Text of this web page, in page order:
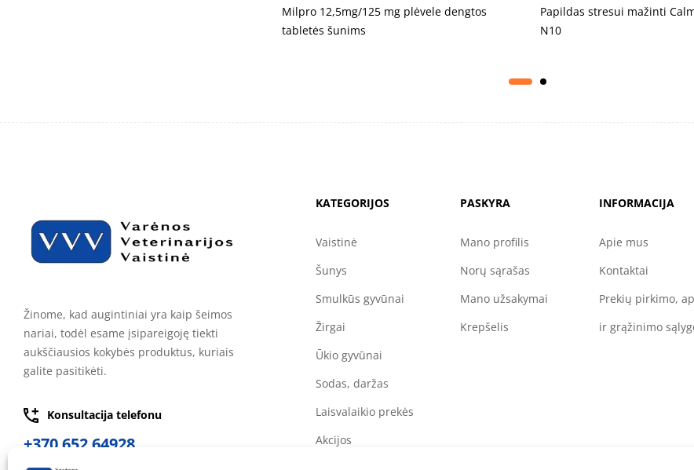
Milpro 12,5mg/125 mg plėvele dengtos
tabletės šunims
Papildas stresui mažinti
N10
Žinome, kad augintiniai yra kaip šeimos
nariai, todėl esame įsipareigoję tiekti
aukščiausios kokybės produktus, kuriais
galite pasitikėti.
Konsultacija telefonu
+370 652 64928
KATEGORIJOS
Vaistinė
Šunys
Smulkūs gyvūnai
Žirgai
Ūkio gyvūnai
Sodas, daržas
Laisvalaikio prekės
Akcijos
PASKYRA
Mano profilis
Norų sąrašas
Mano užsakymai
Krepšelis
INFORMACIJA
Apie mus
Kontaktai
Prekių pirkimo,
ir grąžinimo